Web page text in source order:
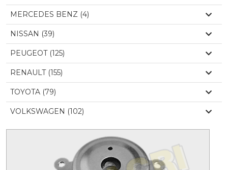
MERCEDES BENZ (4)
NISSAN (39)
PEUGEOT (125)
RENAULT (155)
TOYOTA (79)
VOLKSWAGEN (102)